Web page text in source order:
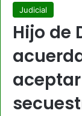
Judicial
Hijo de